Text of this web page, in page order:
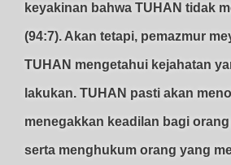
keyakinan bahwa TUHAN tidak
(94:7). Akan tetapi, pemazmur
TUHAN mengetahui kejahatan
lakukan. TUHAN pasti akan
menegakkan keadilan bagi
serta menghukum orang yang